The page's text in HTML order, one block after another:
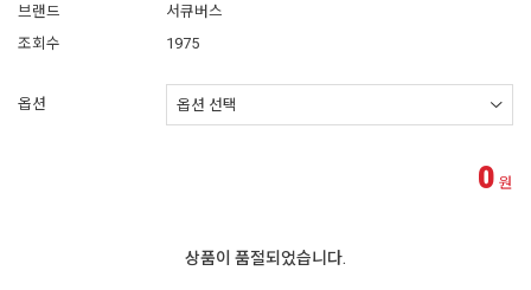
브랜드
서큐버스
조회수
1975
옵션
0 원
상품이 품절되었습니다.